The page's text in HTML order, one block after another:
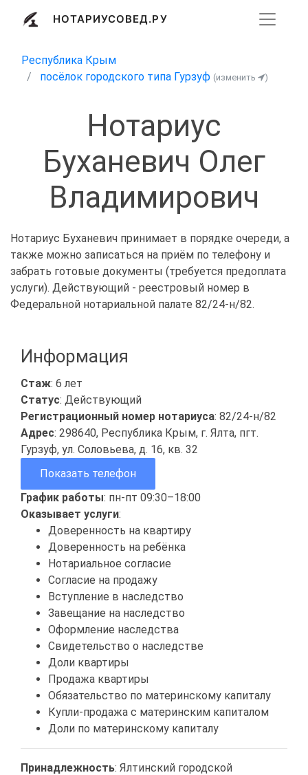
НОТАРИУСОВЕД.РУ
Республика Крым
посёлок городского типа Гурзуф (изменить )
Нотариус
Буханевич Олег
Владимирович
Нотариус Буханевич принимает в порядке очереди, а
также можно записаться на приём по телефону и
забрать готовые документы (требуется предоплата
услуги). Действующий - реестровый номер в
Федеральной нотариальной палате 82/24-н/82.
Информация
Стаж: 6 лет
Статус: Действующий
Регистрационный номер нотариуса: 82/24-н/82
Адрес: 298640, Республика Крым, г. Ялта, пгт.
Гурзуф, ул. Соловьева, д. 16, кв. 32
Показать телефон
График работы: пн-пт 09:30–18:00
Оказывает услуги:
Доверенность на квартиру
Доверенность на ребёнка
Нотариальное согласие
Согласие на продажу
Вступление в наследство
Завещание на наследство
Оформление наследства
Свидетельство о наследстве
Доли квартиры
Продажа квартиры
Обязательство по материнскому капиталу
Купли-продажа с материнским капиталом
Доли по материнскому капиталу
Принадлежность: Ялтинский городской